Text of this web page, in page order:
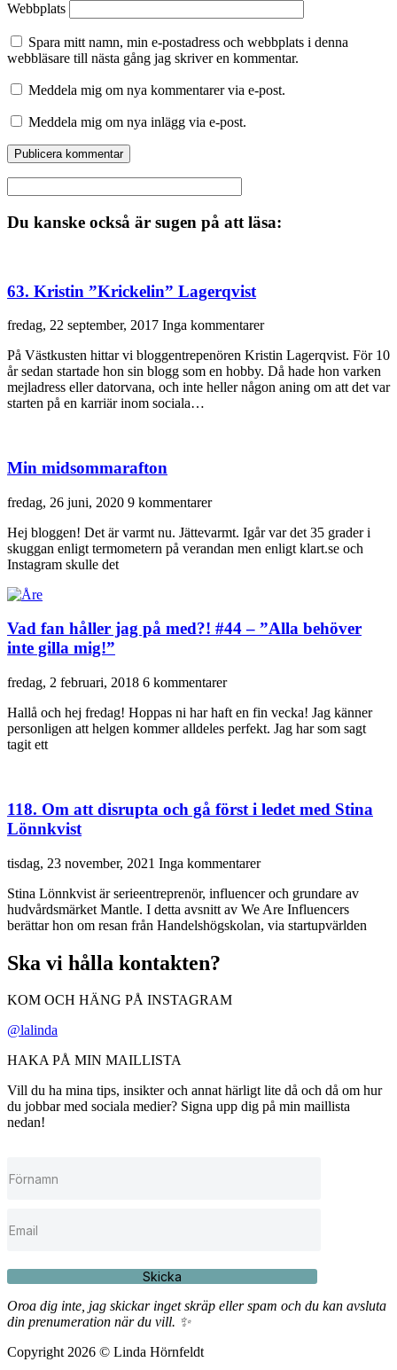
Webbplats
Spara mitt namn, min e-postadress och webbplats i denna
webbläsare till nästa gång jag skriver en kommentar.
Meddela mig om nya kommentarer via e-post.
Meddela mig om nya inlägg via e-post.
Du kanske också är sugen på att läsa:
63. Kristin ”Krickelin” Lagerqvist
fredag, 22 september, 2017 Inga kommentarer
På Västkusten hittar vi bloggentrepenören Kristin Lagerqvist. För 10
år sedan startade hon sin blogg som en hobby. Då hade hon varken
mejladress eller datorvana, och inte heller någon aning om att det var
starten på en karriär inom sociala…
Min midsommarafton
fredag, 26 juni, 2020 9 kommentarer
Hej bloggen! Det är varmt nu. Jättevarmt. Igår var det 35 grader i
skuggan enligt termometern på verandan men enligt klart.se och
Instagram skulle det
Vad fan håller jag på med?! #44 – ”Alla behöver
inte gilla mig!”
fredag, 2 februari, 2018 6 kommentarer
Hallå och hej fredag! Hoppas ni har haft en fin vecka! Jag känner
personligen att helgen kommer alldeles perfekt. Jag har som sagt
tagit ett
118. Om att disrupta och gå först i ledet med Stina
Lönnkvist
tisdag, 23 november, 2021 Inga kommentarer
Stina Lönnkvist är serieentreprenör, influencer och grundare av
hudvårdsmärket Mantle. I detta avsnitt av We Are Influencers
berättar hon om resan från Handelshögskolan, via startupvärlden
Ska vi hålla kontakten?
KOM OCH HÄNG PÅ INSTAGRAM
@lalinda
HAKA PÅ MIN MAILLISTA
Vill du ha mina tips, insikter och annat härligt lite då och då om hur
du jobbar med sociala medier? Signa upp dig på min maillista
nedan!
Skicka
Oroa dig inte, jag skickar inget skräp eller spam och du kan avsluta
din prenumeration när du vill. ✨
Copyright 2026 © Linda Hörnfeldt